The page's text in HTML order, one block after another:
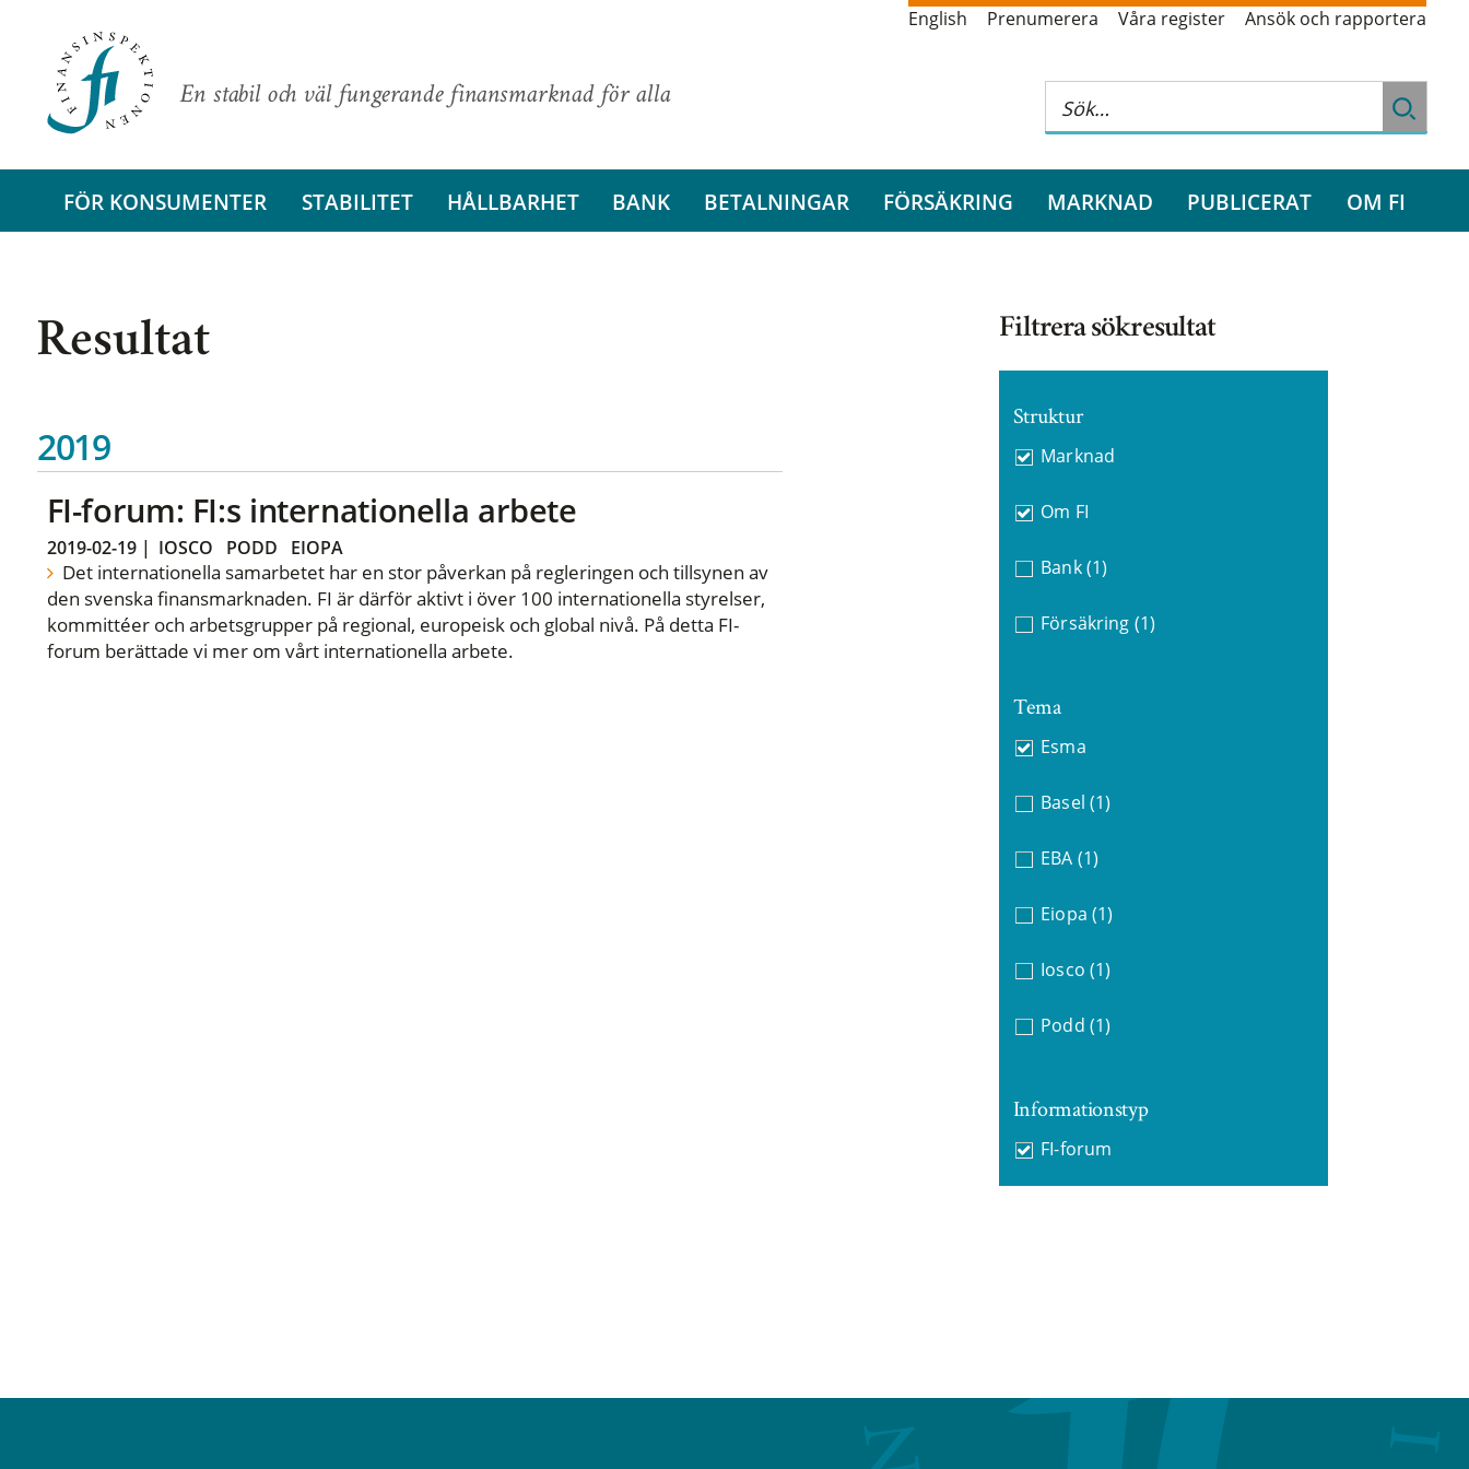
En stabil och väl fungerande finansmarknad för alla
English Prenumerera Våra register Ansök och rapportera
FÖR KONSUMENTER STABILITET HÅLLBARHET BANK BETALNINGAR FÖRSÄKRING MARKNAD PUBLICERAT OM FI
Resultat
2019
FI-forum: FI:s internationella arbete
2019-02-19| IOSCO PODD EIOPA
Det internationella samarbetet har en stor påverkan på regleringen och tillsynen av
den svenska finansmarknaden. FI är därför aktivt i över 100 internationella styrelser,
kommittéer och arbetsgrupper på regional, europeisk och global nivå. På detta FI-
forum berättade vi mer om vårt internationella arbete.
Filtrera sökresultat
Struktur
Marknad
Om FI
Bank (1)
Försäkring (1)
Tema
Esma
Basel (1)
EBA (1)
Eiopa (1)
Iosco (1)
Podd (1)
Informationstyp
FI-forum